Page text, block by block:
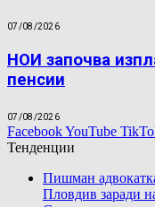
07/08/2026
НОИ започва
пенсии
07/08/2026
FacebookYouTube
Тенденции
Пишман
Пловдив заради